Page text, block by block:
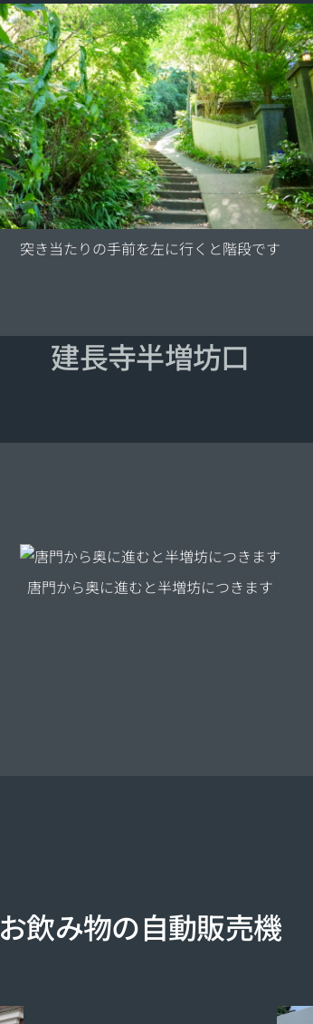
突き当たりの手前を左に行くと階段です
建長寺半増坊口
唐門から奥に進むと半増坊につきます
お飲み物の自動販売機